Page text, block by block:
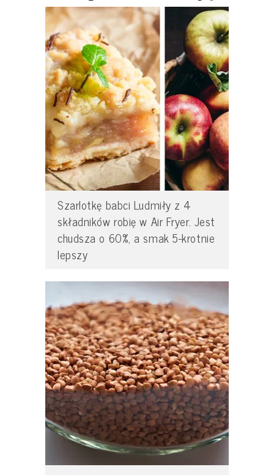
Szarlotkę babci Ludmiły z 4
składników robię w Air Fryer. Jest
chudsza o 60%, a smak 5-krotnie
lepszy